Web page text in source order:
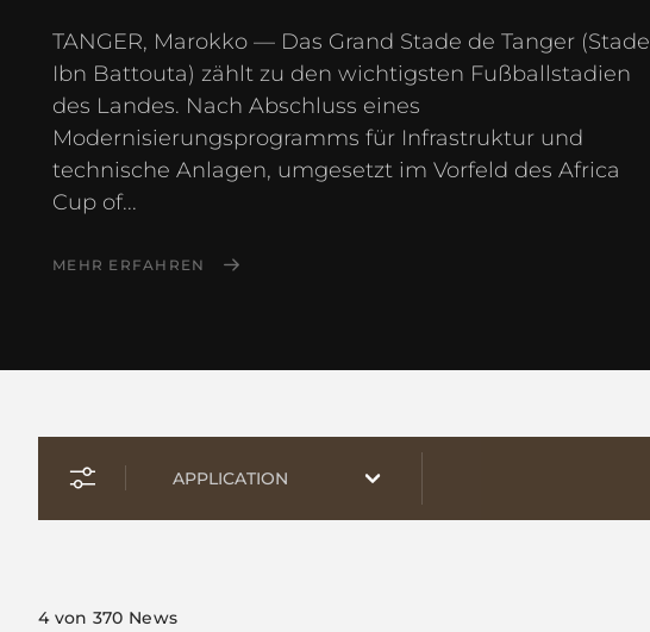
TANGER, Marokko — Das Grand Stade de Tanger (Stade
Ibn Battouta) zählt zu den wichtigsten Fußballstadien
des Landes. Nach Abschluss eines
Modernisierungsprogramms für Infrastruktur und
technische Anlagen, umgesetzt im Vorfeld des Africa
Cup of...
MEHR ERFAHREN
4von 370 News